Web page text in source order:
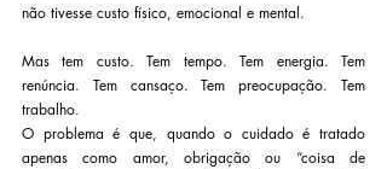
não tivesse custo físico, emocional e mental.
Mas tem custo. Tem tempo. Tem energia. Tem
renúncia. Tem cansaço. Tem preocupação. Tem
trabalho.
O problema é que, quando o cuidado é tratado
apenas como amor, obrigação ou “coisa de